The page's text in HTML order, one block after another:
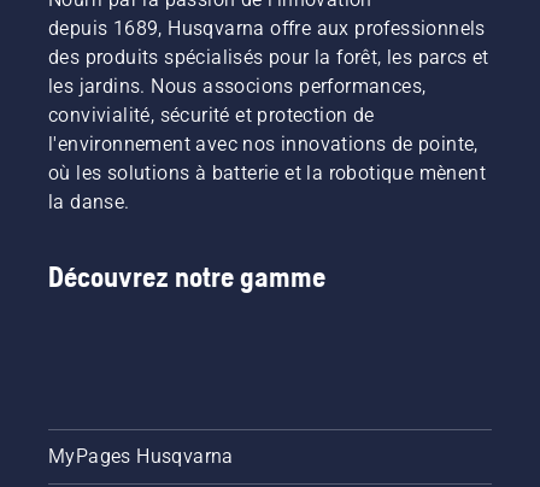
depuis 1689, Husqvarna offre aux professionnels
des produits spécialisés pour la forêt, les parcs et
les jardins. Nous associons performances,
convivialité, sécurité et protection de
l'environnement avec nos innovations de pointe,
où les solutions à batterie et la robotique mènent
la danse.
Découvrez notre gamme
MyPages Husqvarna